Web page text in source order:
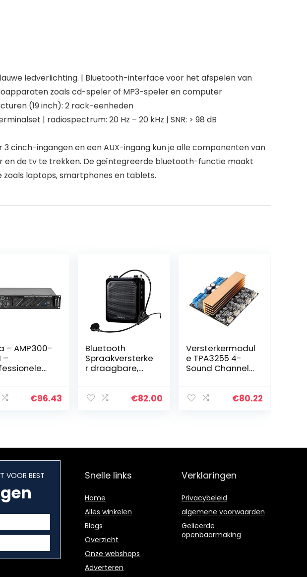
ledverlichting. | Bluetooth-interface voor het afspelen van
zoals cd-speler of MP3-speler en computer
(19 inch): 2 rack-eenheden
| radiospectrum: 20 Hz – 20 kHz | SNR: > 98 dB
cinch-ingangen en een AUX-ingang kun je alle componenten van
en de tv te trekken. De geïntegreerde bluetooth-functie maakt
laptops, smartphones en tablets.
– AMP300-
–
Jack
€96.43
Bluetooth
Spraakversterke
r draagbare,
Spraakversterke
draagbare
stemversterker
reizigers,
vergaderingen
€82.00
Versterkermodul
e TPA3255 4-
Sound Channel
High-Power€80.22
VOOR BEST Snelle links
Home
Alles winkelen
Blogs
Overzicht
Onze webshops
Adverteren
Verklaringen
Privacybeleid
algemene voorwaarden
Gelieerde
openbaarmaking